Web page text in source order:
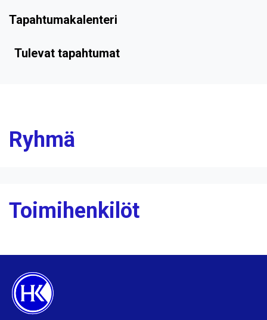
Tapahtumakalenteri
Tulevat tapahtumat
Ryhmä
Toimihenkilöt